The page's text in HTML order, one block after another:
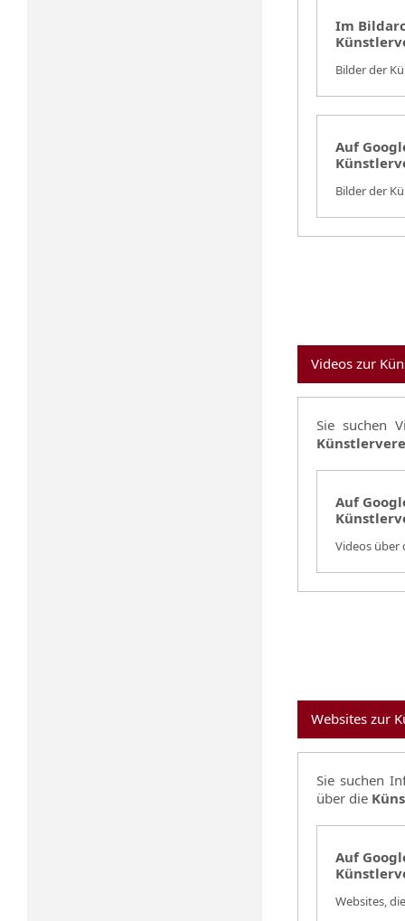
Im
Bilder der
Auf
Bilder der
Videos zur
Sie suchen
Auf
Videos über
Websites zur
Sie suchen
über die
Auf
Websites,